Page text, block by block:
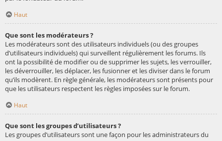
Haut
Que sont les modérateurs ?
Les modérateurs sont des utilisateurs individuels (ou des groupes
d’utilisateurs individuels) qui surveillent régulièrement les forums. Ils
ont la possibilité de modifier ou de supprimer les sujets, les verrouiller,
les déverrouiller, les déplacer, les fusionner et les diviser dans le forum
qu’ils modèrent. En règle générale, les modérateurs sont présents pour
que les utilisateurs respectent les règles imposées sur le forum.
Haut
Que sont les groupes d’utilisateurs ?
Les groupes d’utilisateurs sont une façon pour les administrateurs du